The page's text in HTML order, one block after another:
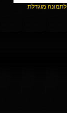
לתמונה מוגדלת